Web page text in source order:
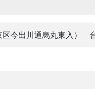
区今出川通烏丸東入）